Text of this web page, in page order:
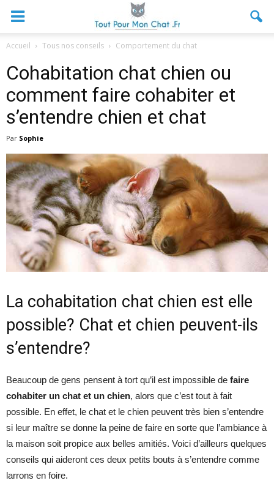
Accueil Tous nos conseils Comportement du chat
Cohabitation chat chien ou
comment faire cohabiter et
s’entendre chien et chat
Par Sophie
La cohabitation chat chien est elle
possible? Chat et chien peuvent-ils
s’entendre?
Beaucoup de gens pensent à tort qu’il est impossible de faire
cohabiter un chat et un chien, alors que c’est tout à fait
possible. En effet, le chat et le chien peuvent très bien s’entendre
si leur maître se donne la peine de faire en sorte que l’ambiance à
la maison soit propice aux belles amitiés. Voici d’ailleurs quelques
conseils qui aideront ces deux petits bouts à s’entendre comme
larrons en foire.